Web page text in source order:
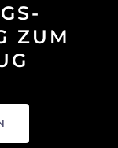
-
ZUM